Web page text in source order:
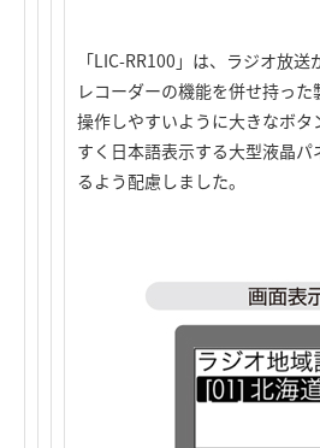
「LIC-RR100」は、ラジオ放
レコーダーの機能を併せ持った
操作しやすいように大きなボ
すく日本語表示する大型液晶
るよう配慮しました。